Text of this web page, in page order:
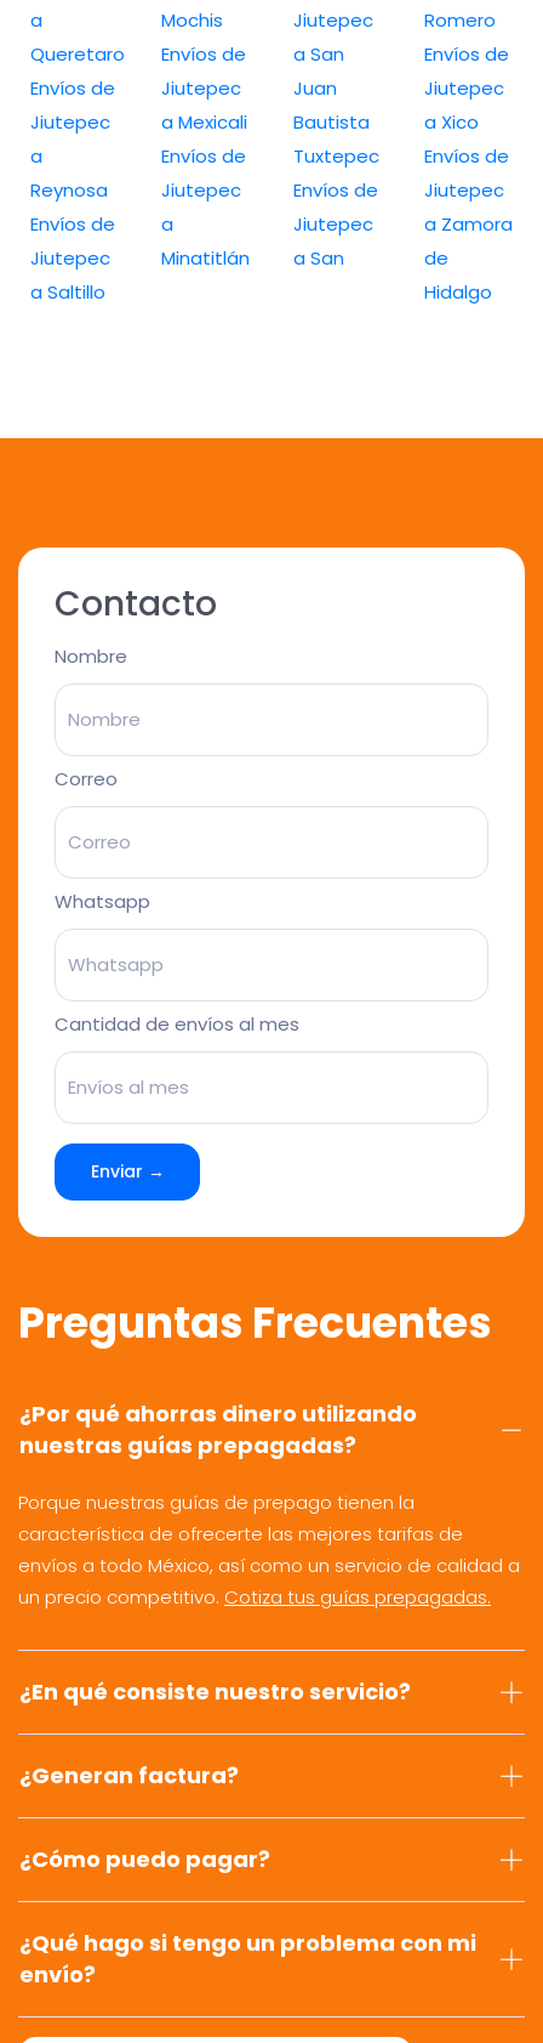
a
Queretaro
Envíos de
Jiutepec
a
Reynosa
Envíos de
Jiutepec
a Saltillo
Mochis
Envíos de
Jiutepec
a Mexicali
Envíos de
Jiutepec
a
Minatitlán
Jiutepec
a San
Juan
Bautista
Tuxtepec
Envíos de
Jiutepec
a San
Romero
Envíos de
Jiutepec
a Xico
Envíos de
Jiutepec
a Zamora
de
Hidalgo
Contacto
Nombre
Correo
Whatsapp
Cantidad de envíos al mes
Enviar →
Preguntas Frecuentes
¿Por qué ahorras dinero utilizando
nuestras guías prepagadas?
Porque nuestras guías de prepago tienen la
característica de ofrecerte las mejores tarifas de
envíos a todo México, así como un servicio de calidad a
un precio competitivo. Cotiza tus guías prepagadas.
¿En qué consiste nuestro servicio?
¿Generan factura?
¿Cómo puedo pagar?
¿Qué hago si tengo un problema con mi
envío?